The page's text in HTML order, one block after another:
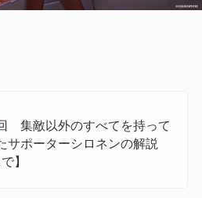
集敵以外のすべてを持って
サポーターシロネンの解説
】